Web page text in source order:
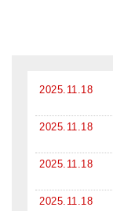
2025.11.18
2025.11.18
2025.11.18
2025.11.18